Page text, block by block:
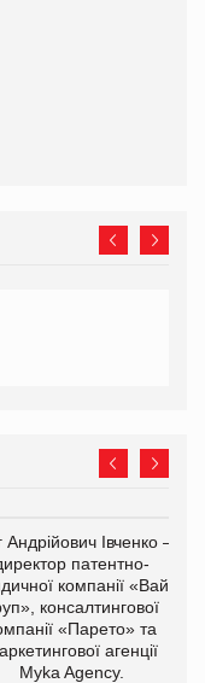
Івченко —
патентно-
компанії «Вайз
консалтингової
«Парето» та
агенції
Myka Agency.